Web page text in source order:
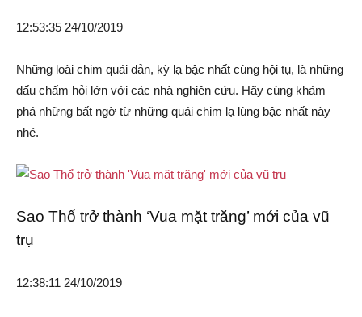
12:53:35 24/10/2019
Những loài chim quái đản, kỳ lạ bậc nhất cùng hội tụ, là những
dấu chấm hỏi lớn với các nhà nghiên cứu. Hãy cùng khám
phá những bất ngờ từ những quái chim lạ lùng bậc nhất này
nhé.
Sao Thổ trở thành ‘Vua mặt trăng’ mới của vũ
trụ
12:38:11 24/10/2019